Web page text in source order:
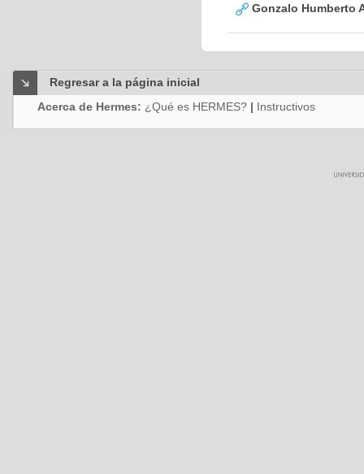
Gonzalo Humberto
Regresar a la página inicial
Acerca de Hermes: ¿Qué es HERMES? | Instructivos